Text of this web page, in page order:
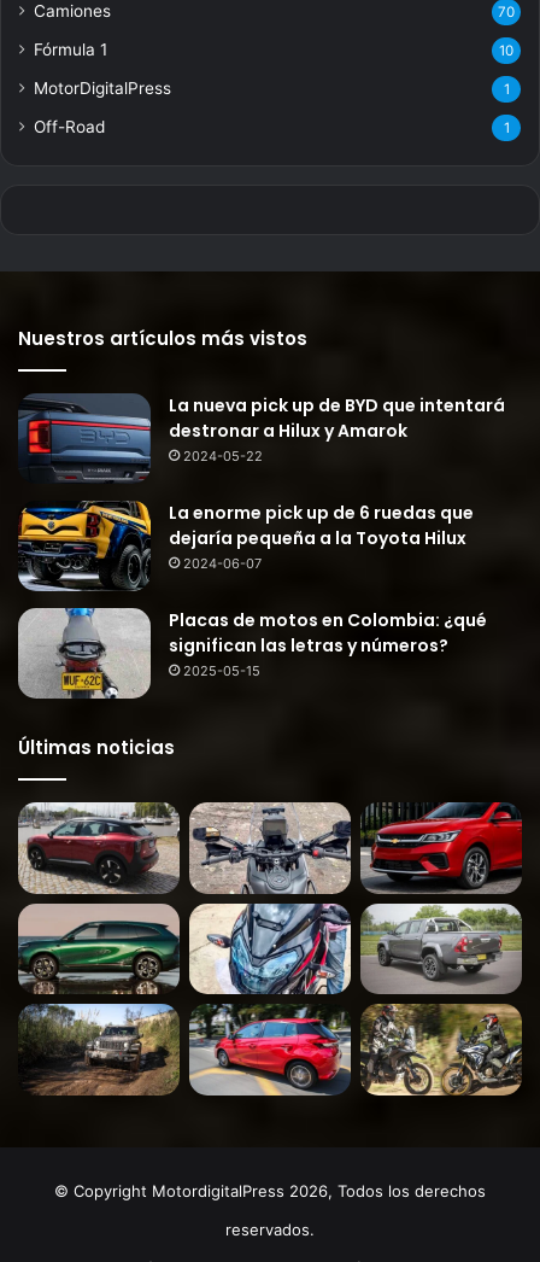
Camiones 70
Fórmula 1 10
MotorDigitalPress 1
Off-Road 1
Nuestros artículos más vistos
La nueva pick up de BYD que intentará
destronar a Hilux y Amarok
2024-05-22
La enorme pick up de 6 ruedas que
dejaría pequeña a la Toyota Hilux
2024-06-07
Placas de motos en Colombia: ¿qué
significan las letras y números?
2025-05-15
Últimas noticias
© Copyright MotordigitalPress 2026, Todos los derechos
reservados.